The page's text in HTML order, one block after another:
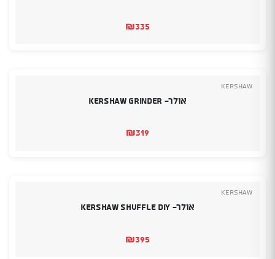
₪335
Kershaw
אולר- Kershaw Grinder
₪319
Kershaw
אולר- Kershaw Shuffle DIY
₪395